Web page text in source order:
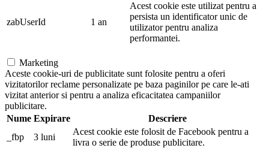
zabUserId 1 an
Acest cookie este utilizat pentru a
persista un identificator unic de
utilizator pentru analiza
performantei.
Marketing
Aceste cookie-uri de publicitate sunt folosite pentru a oferi
vizitatorilor reclame personalizate pe baza paginilor pe care le-ati
vizitat anterior si pentru a analiza eficacitatea campaniilor
publicitare.
Nume Expirare
Descriere
_fbp
3 luni
Acest cookie este folosit de Facebook pentru a
livra o serie de produse publicitare.